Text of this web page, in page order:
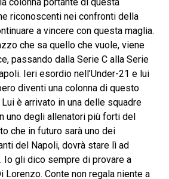
riconoscenti nei confronti della
a vincere con questa maglia.
che sa quello che vuole, viene
passando dalla Serie C alla Serie
Ieri esordio nell’Under-21 e lui
diventi una colonna di questo
è arrivato in una delle squadre
uno degli allenatori più forti del
che in futuro sarà uno dei
del Napoli, dovrà stare lì ad
Io gli dico sempre di provare a
Lorenzo. Conte non regala niente a